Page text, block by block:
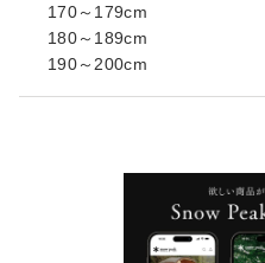
170～179cm
180～189cm
190～200cm